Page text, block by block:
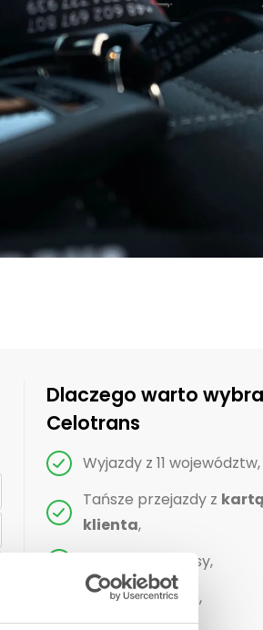
Dlaczego warto
Celotrans
Wyjazdy z 11 województw,
Tańsze przejazdy z
klienta,
Komfortowe busy,
Bezpieczeństwo,